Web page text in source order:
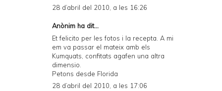
28 d’abril del 2010, a les 16:26
Anònim ha dit...
Et felicito per les fotos i la recepta. A mi
em va passar el mateix amb els
Kumquats, confitats agafen una altra
dimensio.
Petons desde Florida
28 d’abril del 2010, a les 17:06